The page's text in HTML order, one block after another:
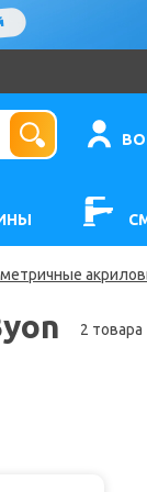
2 товара